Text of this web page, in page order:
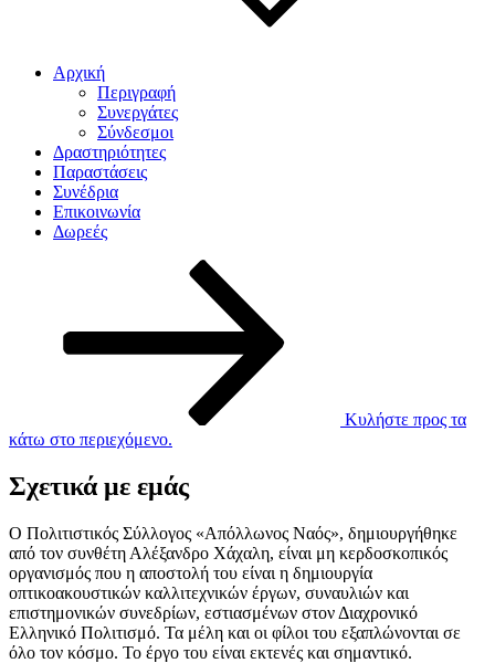
Αρχική
Περιγραφή
Συνεργάτες
Σύνδεσμοι
Δραστηριότητες
Παραστάσεις
Συνέδρια
Επικοινωνία
Δωρεές
Κυλήστε προς τα
κάτω στο περιεχόμενο.
Σχετικά με εμάς
Ο Πολιτιστικός Σύλλογος «Απόλλωνος Ναός», δημιουργήθηκε
από τον συνθέτη Αλέξανδρο Χάχαλη, είναι μη κερδοσκοπικός
οργανισμός που η αποστολή του είναι η δημιουργία
οπτικοακουστικών καλλιτεχνικών έργων, συναυλιών και
επιστημονικών συνεδρίων, εστιασμένων στον Διαχρονικό
Ελληνικό Πολιτισμό. Τα μέλη και οι φίλοι του εξαπλώνονται σε
όλο τον κόσμο. Το έργο του είναι εκτενές και σημαντικό.